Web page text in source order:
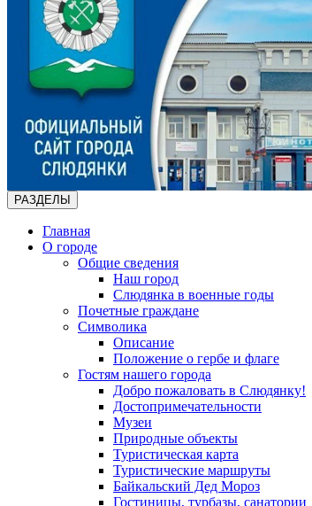
РАЗДЕЛЫ
Главная
О городе
Общие сведения
Наш город
Слюдянка в военные годы
Почетные граждане
Символика
Описание
Положение о гербе и флаге
Гостям нашего города
Добро пожаловать в Слюдянку!
Достопримечательности
Музеи
Природные объекты
Туристическая карта
Туристические маршруты
Байкальский Дед Мороз
Гостиницы, турбазы, санатории